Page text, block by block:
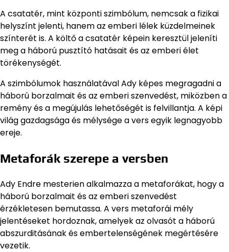
A csatatér, mint központi szimbólum, nemcsak a fizikai
helyszínt jelenti, hanem az emberi lélek küzdelmeinek
színterét is. A költő a csatatér képein keresztül jeleníti
meg a háború pusztító hatásait és az emberi élet
törékenységét.
A szimbólumok használatával Ady képes megragadni a
háború borzalmait és az emberi szenvedést, miközben a
remény és a megújulás lehetőségét is felvillantja. A képi
világ gazdagsága és mélysége a vers egyik legnagyobb
ereje.
Metaforák szerepe a versben
Ady Endre mesterien alkalmazza a metaforákat, hogy a
háború borzalmait és az emberi szenvedést
érzékletesen bemutassa. A vers metaforái mély
jelentéseket hordoznak, amelyek az olvasót a háború
abszurditásának és embertelenségének megértésére
vezetik.